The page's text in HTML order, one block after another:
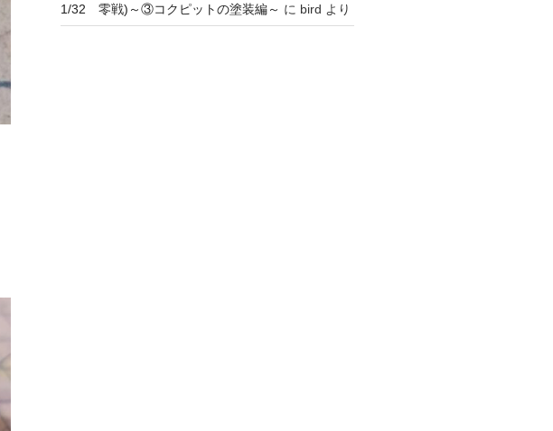
1/32 零戦)～③コクピットの塗装編～ に bird より